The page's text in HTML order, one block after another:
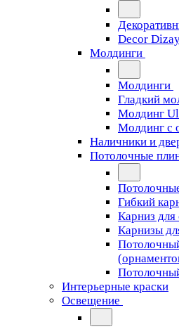
Decor
Молдинги
Молдинги
Гладкий
Молдинг
Молдинг с
Наличники и
Потолочные
Гибкий
Карниз
Карнизы
Интерьерные краски
Освещение